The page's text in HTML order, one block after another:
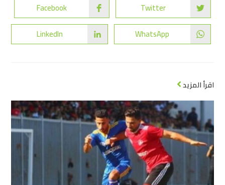
Twitter
Facebook
WhatsApp
LinkedIn
اقرأ المزيد